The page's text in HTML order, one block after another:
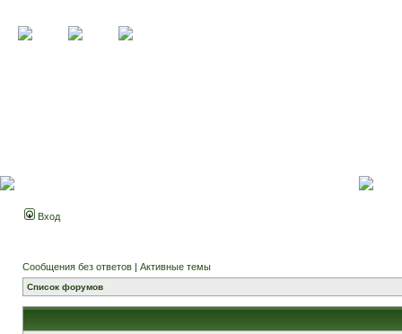
Вход
Сообщения без ответов | Активные темы
Список форумов